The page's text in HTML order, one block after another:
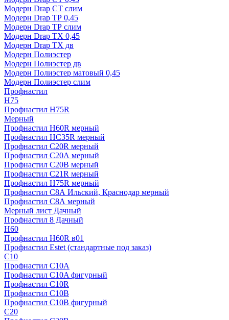
Модерн Drap СТ слим
Модерн Drap ТР 0,45
Модерн Drap ТР слим
Модерн Drap ТХ 0,45
Модерн Drap ТХ дв
Модерн Полиэстер
Модерн Полиэстер дв
Модерн Полиэстер матовый 0,45
Модерн Полиэстер слим
Профнастил
H75
Профнастил H75R
Мерный
Профнастил H60R мерный
Профнастил HC35R мерный
Профнастил С20R мерный
Профнастил С20А мерный
Профнастил С20В мерный
Профнастил С21R мерный
Профнастил Н75R мерный
Профнастил С8А Ильский, Краснодар мерный
Профнастил С8А мерный
Мерный лист Дачный
Профнастил 8 Дачный
Н60
Профнастил H60R в01
Профнастил Estet (стандартные под заказ)
C10
Профнастил С10A
Профнастил С10A фигурный
Профнастил С10R
Профнастил С10В
Профнастил С10В фигурный
C20